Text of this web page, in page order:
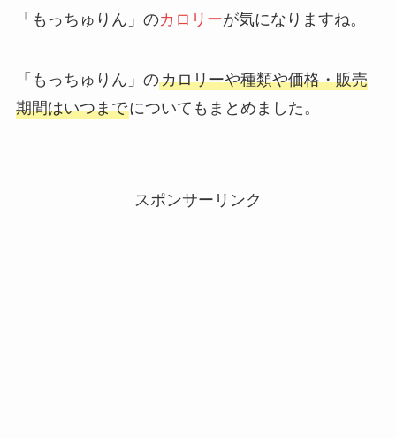
「もっちゅりん」のカロリーが気になりますね。
「もっちゅりん」のカロリーや種類や価格・販売
期間はいつまでについてもまとめました。
スポンサーリンク